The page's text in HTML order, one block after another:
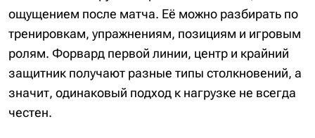
ощущением после матча. Её можно разбирать по
тренировкам, упражнениям, позициям и игровым
ролям. Форвард первой линии, центр и крайний
защитник получают разные типы столкновений, а
значит, одинаковый подход к нагрузке не всегда
честен.